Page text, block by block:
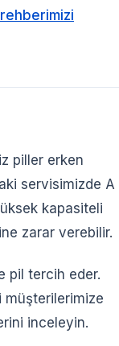
piller erken
servisimizde A
kapasiteli
zarar verebilir.
pil tercih eder.
müşterilerimize
inceleyin.